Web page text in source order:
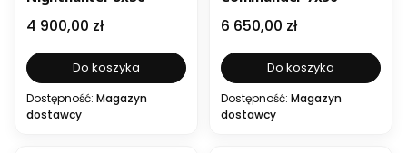
Cena
4 900,00 zł
Do koszyka
Dostępność: Magazyn
dostawcy
Cena
6 650,00 zł
Do koszyka
Dostępność: Magazyn
dostawcy